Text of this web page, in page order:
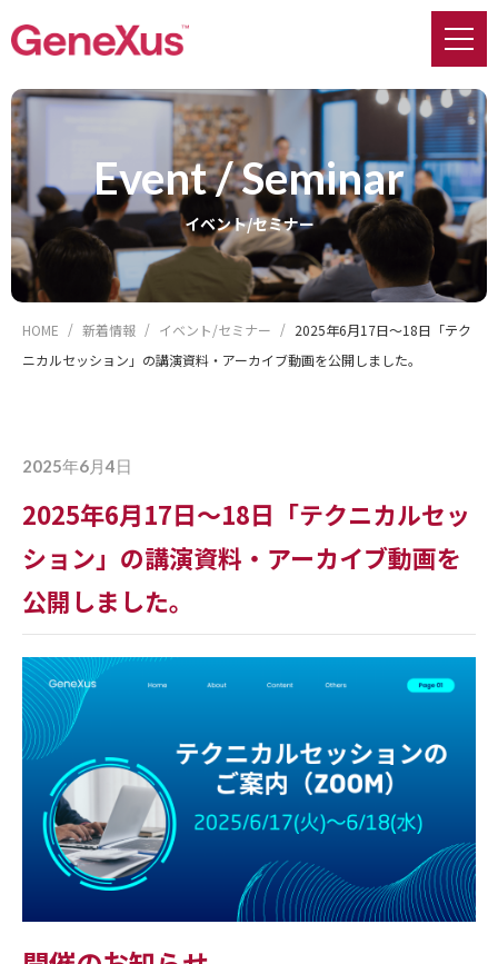
Event / Seminar
イベント/セミナー
HOME 新着情報 イベント/セミナー
2025年6月17日～18日「テク
ニカルセッション」の講演資料・アーカイブ動画を公開しました。
2025年6月4日
2025年6月17日～18日「テクニカルセッ
ション」の講演資料・アーカイブ動画を
公開しました。